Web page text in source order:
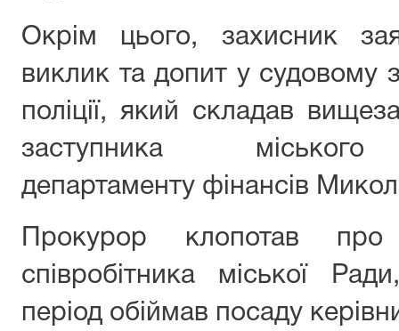
Окрім цього, захисник
виклик та допит у судовому
поліції, який складав
заступника міського
департаменту фінансів
Прокурор клопотав
співробітника міської
період обіймав посаду